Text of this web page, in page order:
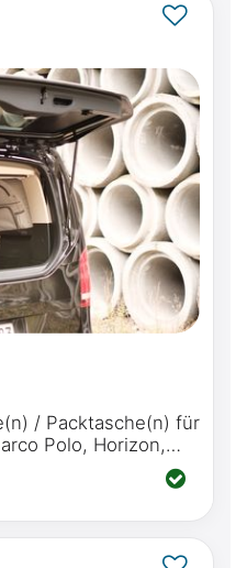
/ Packtasche(n) für
Polo, Horizon,
Viano Marco Polo